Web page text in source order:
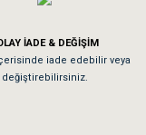
İADE & DEĞİŞİM
iade edebilir veya
değiştirebilirsiniz.